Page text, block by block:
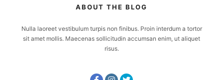
ABOUT THE BLOG
Nulla laoreet vestibulum turpis non finibus. Proin interdum a tortor
sit amet mollis. Maecenas sollicitudin accumsan enim, ut aliquet
risus.